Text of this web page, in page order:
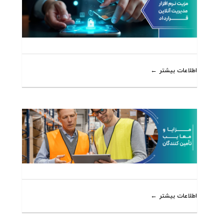
اطلاعات بیشتر
اطلاعات بیشتر